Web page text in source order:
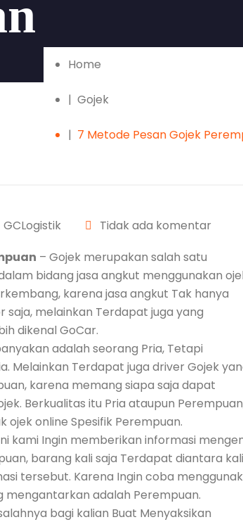
Home
Gojek
7 Metode Pesan Gojek
GCLogistik
Tidak ada komentar
– Gojek merupakan salah satu
bidang jasa angkut menggunakan
karena jasa angkut Tak hanya
melainkan Terdapat juga yang
dikenal GoCar.
adalah seorang Pria, Tetapi
Melainkan Terdapat juga driver Gojek
karena memang siapa saja dapat
Berkualitas itu Pria ataupun
ojek online Spesifik Perempuan.
kami Ingin memberikan informasi
barang kali saja Terdapat diantara
tersebut. Karena Ingin coba
mengantarkan adalah Perempuan.
bagi kalian Buat Menyaksikan